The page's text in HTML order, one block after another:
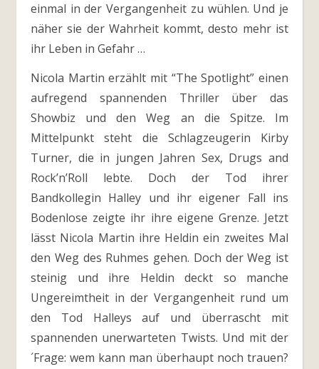
einmal in der Vergangenheit zu wühlen. Und je
näher sie der Wahrheit kommt, desto mehr ist
ihr Leben in Gefahr …
Nicola Martin erzählt mit “The Spotlight” einen
aufregend spannenden Thriller über das
Showbiz und den Weg an die Spitze. Im
Mittelpunkt steht die Schlagzeugerin Kirby
Turner, die in jungen Jahren Sex, Drugs and
Rock’n’Roll lebte. Doch der Tod ihrer
Bandkollegin Halley und ihr eigener Fall ins
Bodenlose zeigte ihr ihre eigene Grenze. Jetzt
lässt Nicola Martin ihre Heldin ein zweites Mal
den Weg des Ruhmes gehen. Doch der Weg ist
steinig und ihre Heldin deckt so manche
Ungereimtheit in der Vergangenheit rund um
den Tod Halleys auf und überrascht mit
spannenden unerwarteten Twists. Und mit der
´Frage: wem kann man überhaupt noch trauen?